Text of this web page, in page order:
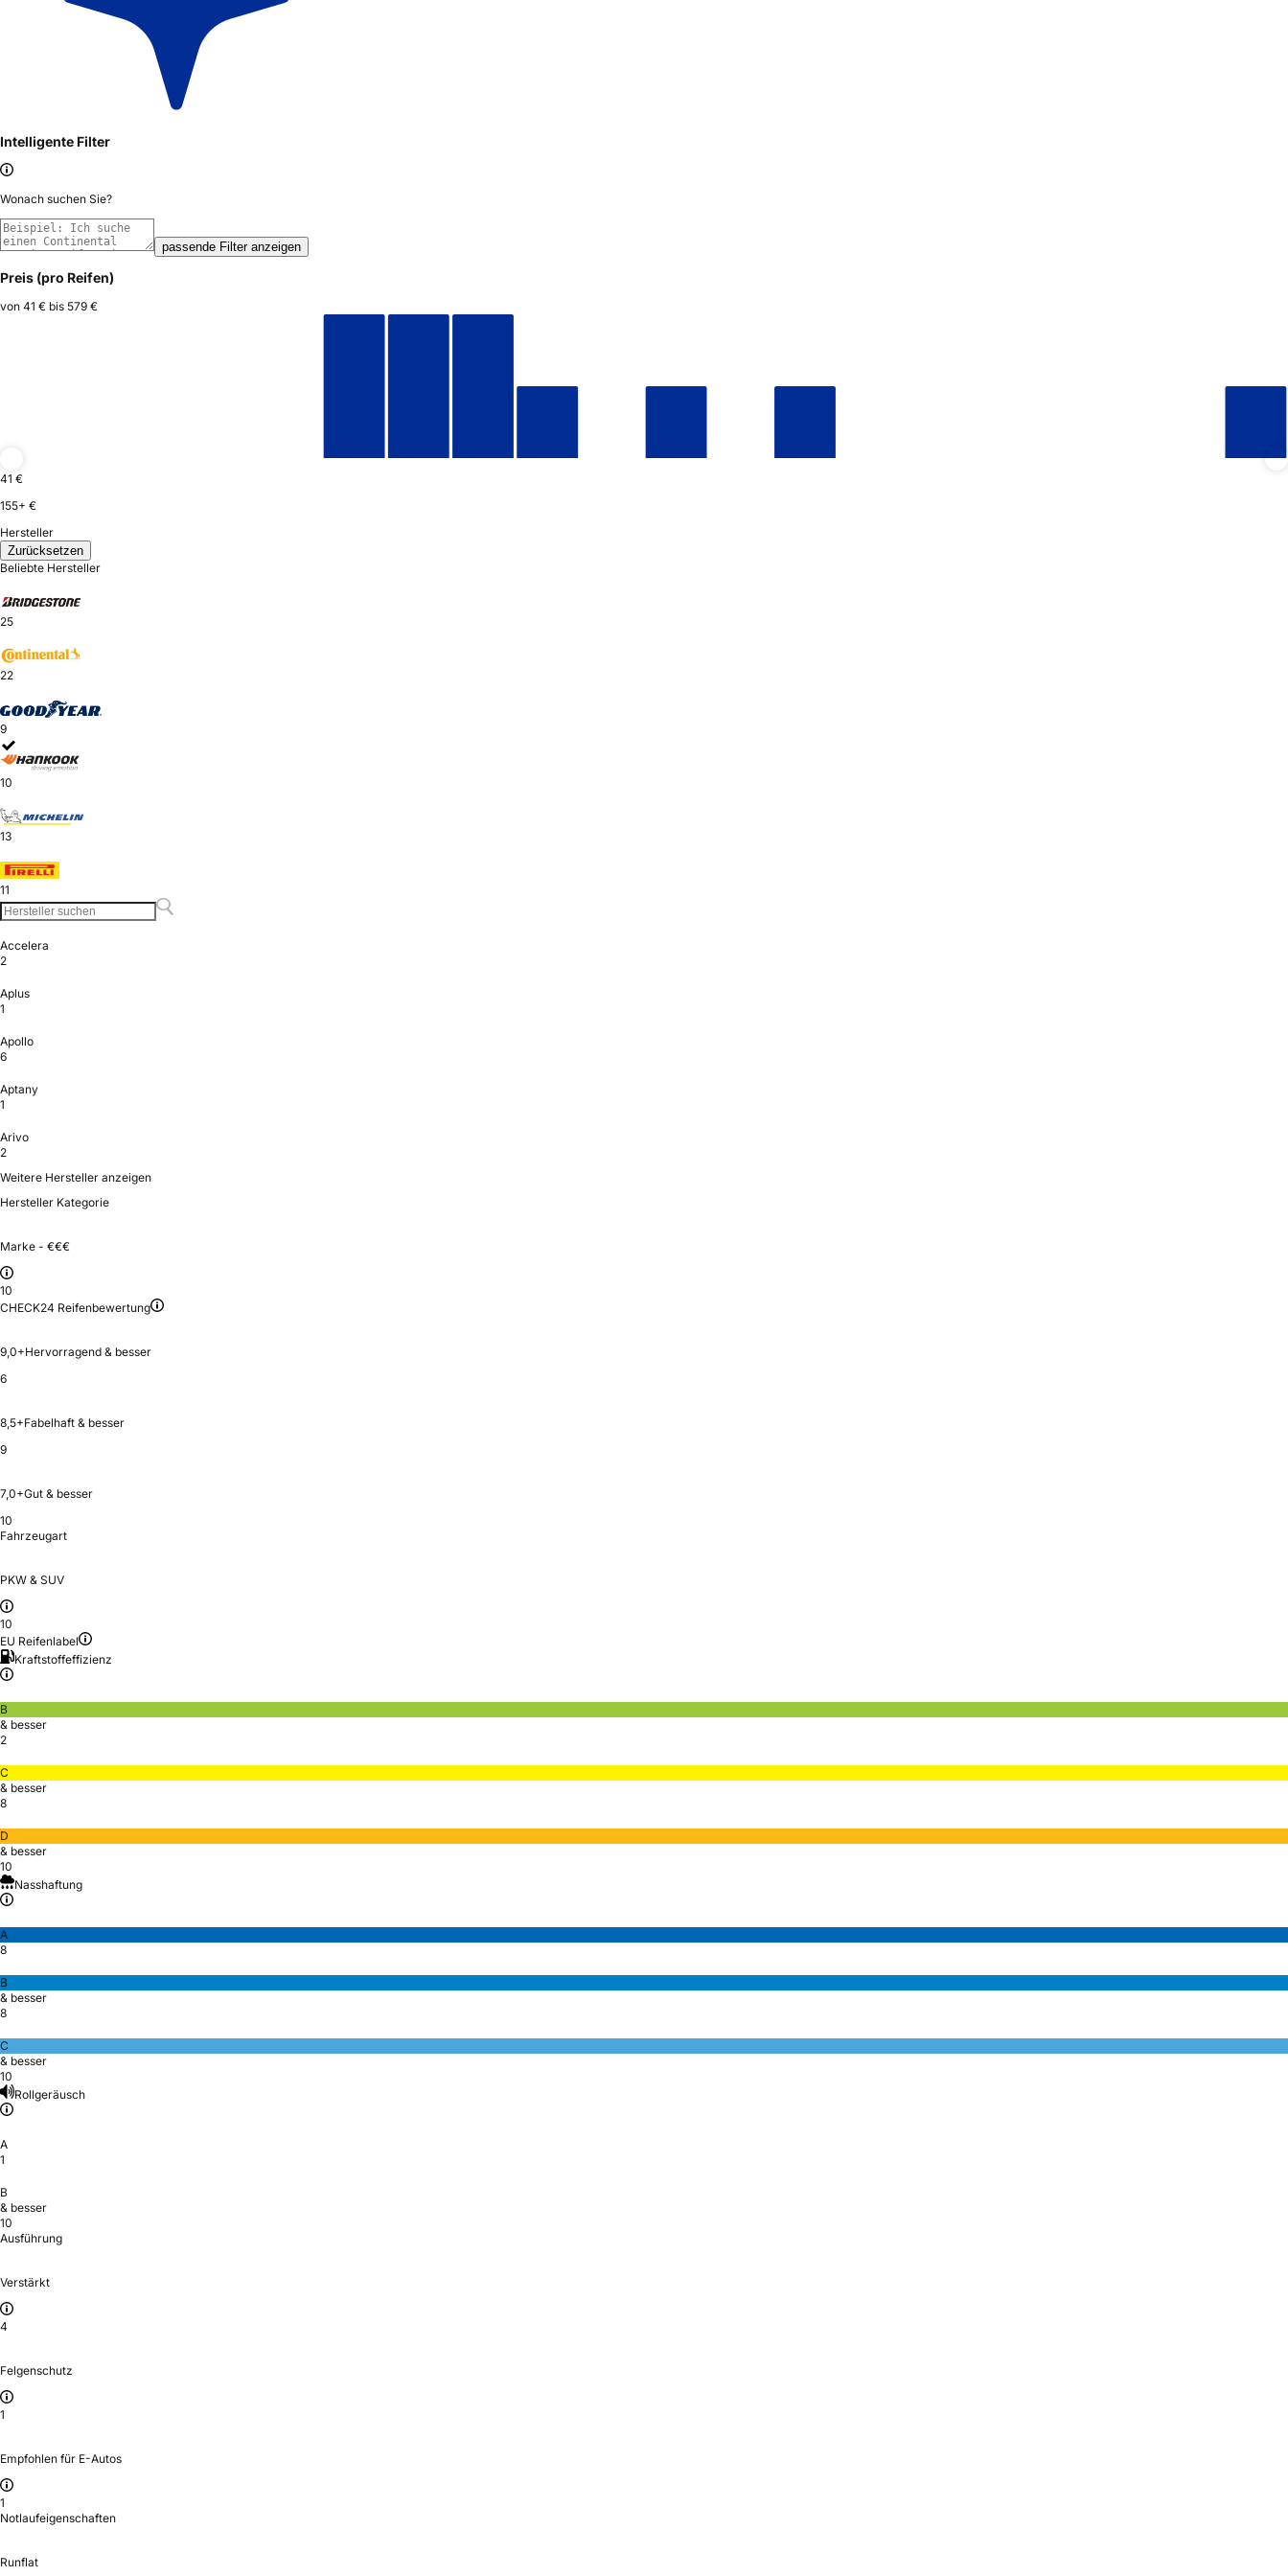
Intelligente Filter
Wonach suchen Sie?
passende Filter anzeigen
Preis (pro Reifen)
von 41 € bis 579 €
41 €
155+ €
Hersteller
Zurücksetzen
Beliebte Hersteller
25
22
9
10
13
11
Accelera
2
Aplus
1
Apollo
6
Aptany
1
Arivo
2
Weitere Hersteller anzeigen
Hersteller Kategorie
Marke - €€€
10
CHECK24 Reifenbewertung
9,0+Hervorragend & besser
6
8,5+Fabelhaft & besser
9
7,0+Gut & besser
10
Fahrzeugart
PKW & SUV
10
EU Reifenlabel
Kraftstoffeffizienz
B
& besser
2
C
& besser
8
D
& besser
10
Nasshaftung
A
8
B
& besser
8
C
& besser
10
Rollgeräusch
A
1
B
& besser
10
Ausführung
Verstärkt
4
Felgenschutz
1
Empfohlen für E-Autos
1
Notlaufeigenschaften
Runflat